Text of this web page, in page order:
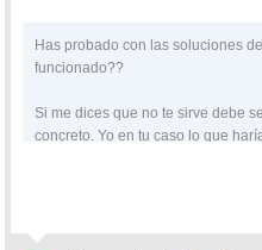
Has probado con las soluciones
funcionado??
Si me dices que no te sirve debe
concreto. Yo en tu caso lo que